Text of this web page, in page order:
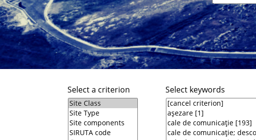
Select a criterion Select keywords